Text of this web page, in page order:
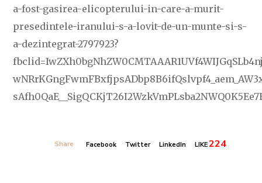
a-fost-gasirea-elicopterului-in-care-a-murit-
presedintele-iranului-s-a-lovit-de-un-munte-si-s-
a-dezintegrat-2797923?
Share Facebook Twitter LinkedIn LIKE224